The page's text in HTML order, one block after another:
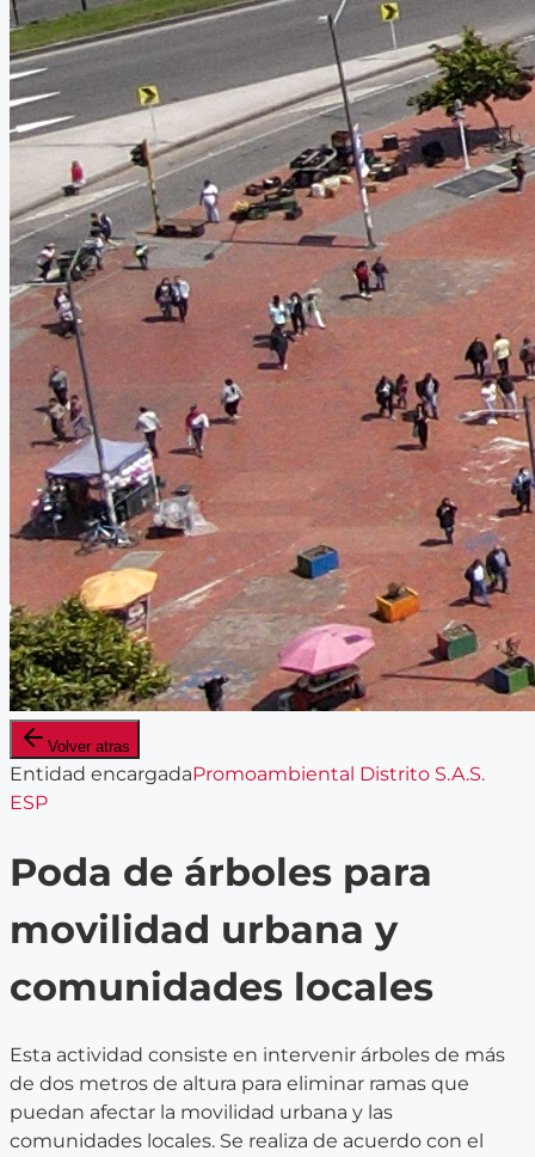
Volver atras
Entidad encargadaPromoambiental Distrito S.A.S.
ESP
Poda de árboles para
movilidad urbana y
comunidades locales
Esta actividad consiste en intervenir árboles de más
de dos metros de altura para eliminar ramas que
puedan afectar la movilidad urbana y las
comunidades locales. Se realiza de acuerdo con el